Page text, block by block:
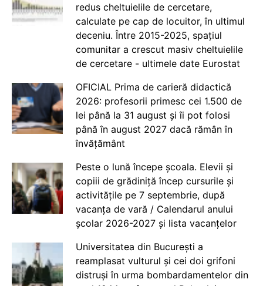
redus cheltuielile de cercetare,
calculate pe cap de locuitor, în ultimul
deceniu. Între 2015-2025, spațiul
comunitar a crescut masiv cheltuielile
de cercetare - ultimele date Eurostat
OFICIAL Prima de carieră didactică
2026: profesorii primesc cei 1.500 de
lei până la 31 august și îi pot folosi
până în august 2027 dacă rămân în
învățământ
Peste o lună începe școala. Elevii și
copiii de grădiniță încep cursurile și
activitățile pe 7 septembrie, după
vacanța de vară / Calendarul anului
școlar 2026-2027 și lista vacanțelor
Universitatea din București a
reamplasat vulturul și cei doi grifoni
distruși în urma bombardamentelor din